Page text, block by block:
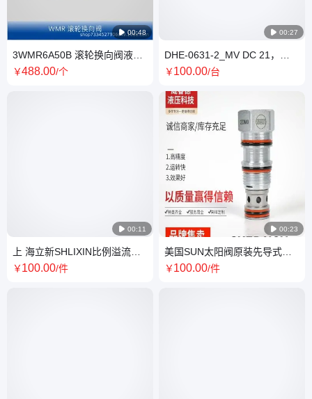
 00:48
3WMR6A50B 滚轮换向阀液压
3WMR滚 轮换 向阀 原装北 京
￥488.00/个
 00:11
上 海立新SHLIXIN比例溢流阀
压力控制阀DREM20-30_31.5Y
￥100.00/件
 00:27
DHE-0631-2_MV DC 21，
ATOS__阿托斯，液压阀 欢迎
￥100.00/台
 00:23
美国SUN太阳阀原装先导式液
控单向阀芯泄压阀液压系统
￥100.00/件